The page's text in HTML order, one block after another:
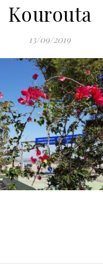
Kourouta
13/09/2019